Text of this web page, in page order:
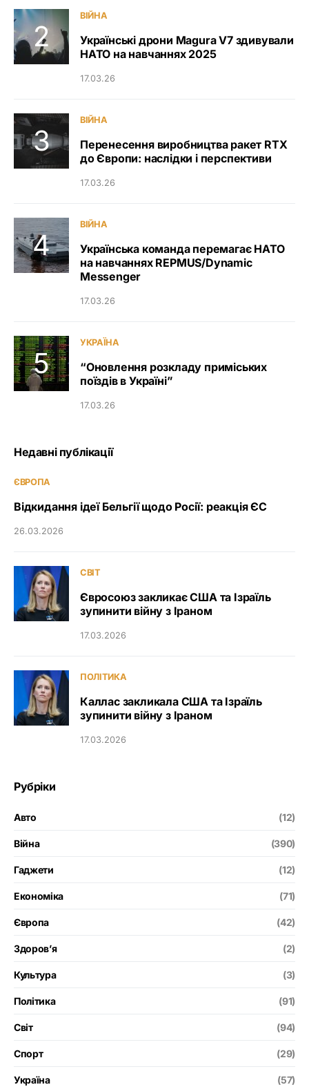
ВІЙНА
Українські дрони Magura V7 здивували
НАТО на навчаннях 2025
17.03.26
ВІЙНА
Перенесення виробництва ракет RTX
до Європи: наслідки і перспективи
17.03.26
ВІЙНА
Українська команда перемагає НАТО
на навчаннях REPMUS/Dynamic
Messenger
17.03.26
УКРАЇНА
“Оновлення розкладу приміських
поїздів в Україні”
17.03.26
Недавні публікації
ЄВРОПА
Відкидання ідеї Бельгії щодо Росії: реакція ЄС
26.03.2026
СВІТ
Євросоюз закликає США та Ізраїль
зупинити війну з Іраном
17.03.2026
ПОЛІТИКА
Каллас закликала США та Ізраїль
зупинити війну з Іраном
17.03.2026
Рубріки
Авто (12)
Війна (390)
Гаджети (12)
Економіка (71)
Європа (42)
Здоров’я (2)
Культура (3)
Політика (91)
Світ (94)
Спорт (29)
Україна (57)